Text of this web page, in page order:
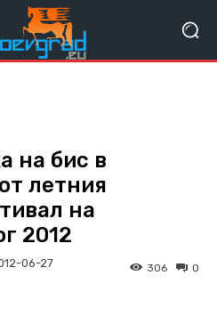
на бис в
летния
на
2012
06-27 0
306